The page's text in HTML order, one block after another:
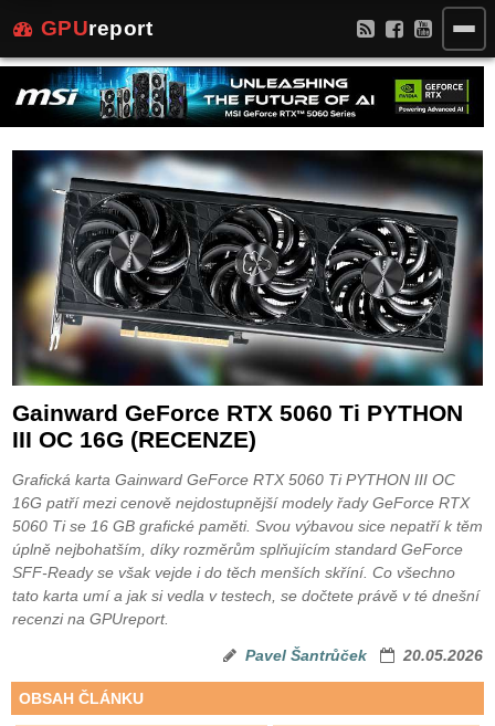
GPUreport
Gainward GeForce RTX 5060 Ti PYTHON
III OC 16G (RECENZE)
Grafická karta Gainward GeForce RTX 5060 Ti PYTHON III OC
16G patří mezi cenově nejdostupnější modely řady GeForce RTX
5060 Ti se 16 GB grafické paměti. Svou výbavou sice nepatří k těm
úplně nejbohatším, díky rozměrům splňujícím standard GeForce
SFF-Ready se však vejde i do těch menších skříní. Co všechno
tato karta umí a jak si vedla v testech, se dočtete právě v té dnešní
recenzi na GPUreport.
Pavel Šantrůček 20.05.2026
OBSAH ČLÁNKU